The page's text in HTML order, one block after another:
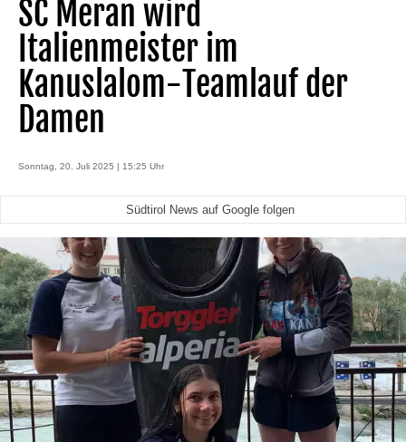
SC Meran wird
Italienmeister im
Kanuslalom-Teamlauf der
Damen
Sonntag, 20. Juli 2025 | 15:25 Uhr
Südtirol News auf Google folgen